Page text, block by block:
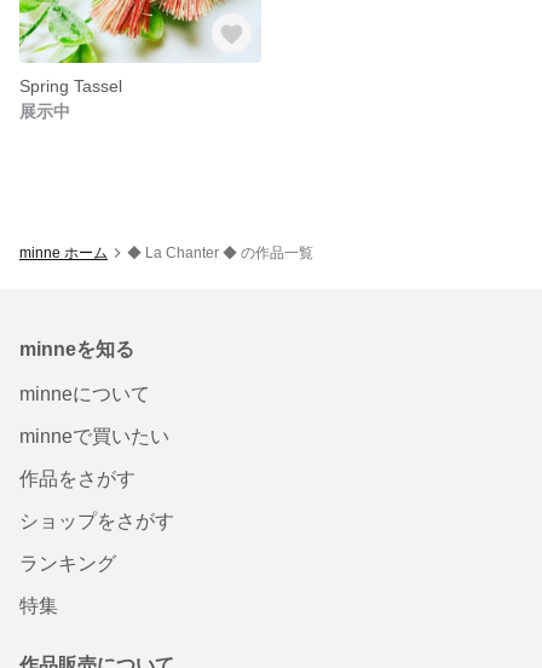
Spring Tassel
展示中
minne ホーム ◆ La Chanter ◆ の作品一覧
minneを知る
minneについて
minneで買いたい
作品をさがす
ショップをさがす
ランキング
特集